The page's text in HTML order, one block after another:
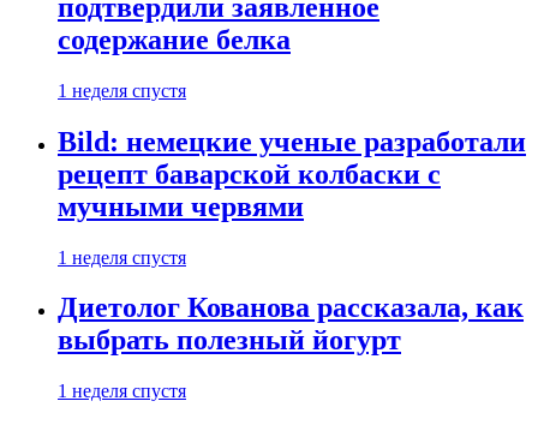
подтвердили заявленное
содержание белка
1 неделя спустя
Bild: немецкие ученые разработали
рецепт баварской колбаски с
мучными червями
1 неделя спустя
Диетолог Кованова рассказала, как
выбрать полезный йогурт
1 неделя спустя